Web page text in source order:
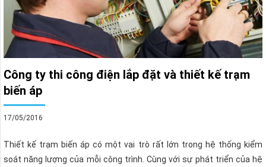
Công ty thi công điện lắp đặt và thiết kế trạm
biến áp
17/05/2016
Thiết kế trạm biến áp có một vai trò rất lớn trong hệ thống kiểm
soát năng lượng của mỗi công trình. Cùng với sự phát triển của hệ